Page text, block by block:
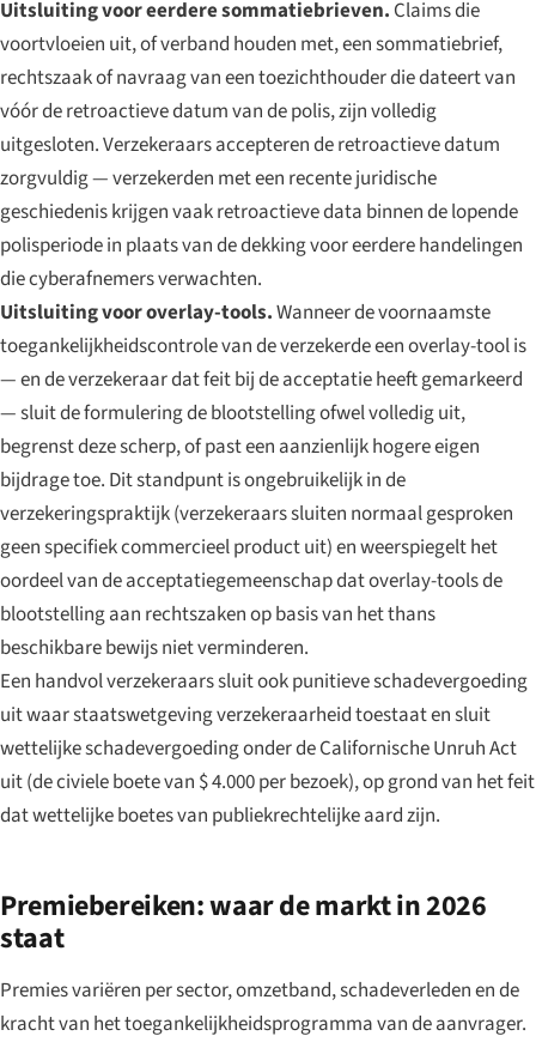
Uitsluiting voor eerdere sommatiebrieven. Claims die
voortvloeien uit, of verband houden met, een sommatiebrief,
rechtszaak of navraag van een toezichthouder die dateert van
vóór de retroactieve datum van de polis, zijn volledig
uitgesloten. Verzekeraars accepteren de retroactieve datum
zorgvuldig — verzekerden met een recente juridische
geschiedenis krijgen vaak retroactieve data binnen de lopende
polisperiode in plaats van de dekking voor eerdere handelingen
die cyberafnemers verwachten.
Uitsluiting voor overlay-tools.Wanneer de voornaamste
toegankelijkheidscontrole van de verzekerde een overlay-tool is
— en de verzekeraar dat feit bij de acceptatie heeft gemarkeerd
— sluit de formulering de blootstelling ofwel volledig uit,
begrenst deze scherp, of past een aanzienlijk hogere eigen
bijdrage toe. Dit standpunt is ongebruikelijk in de
verzekeringspraktijk (verzekeraars sluiten normaal gesproken
geen specifiek commercieel product uit) en weerspiegelt het
oordeel van de acceptatiegemeenschap dat overlay-tools de
blootstelling aan rechtszaken op basis van het thans
beschikbare bewijs niet verminderen.
Een handvol verzekeraars sluit ook punitieve schadevergoeding
uit waar staatswetgeving verzekeraarheid toestaat en sluit
wettelijke schadevergoeding onder de Californische Unruh Act
uit (de civiele boete van $ 4.000 per bezoek), op grond van het feit
dat wettelijke boetes van publiekrechtelijke aard zijn.
Premiebereiken: waar de markt in 2026
staat
Premies variëren per sector, omzetband, schadeverleden en de
kracht van het toegankelijkheidsprogramma van de aanvrager.